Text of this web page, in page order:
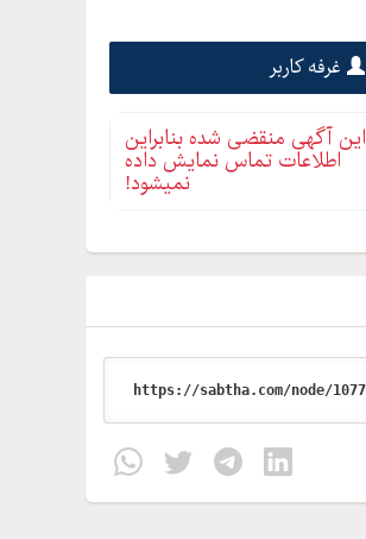
غرفه کاربر
این آگهی منقضی شده بنابراین
اطلاعات تماس نمایش داده
نمیشود!